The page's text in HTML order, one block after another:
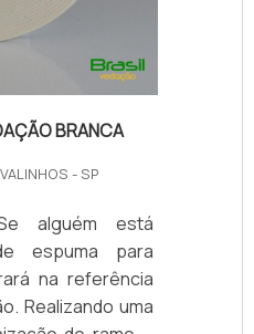
BRANCA
- SP
alguém está
espuma para
na referência
Realizando uma